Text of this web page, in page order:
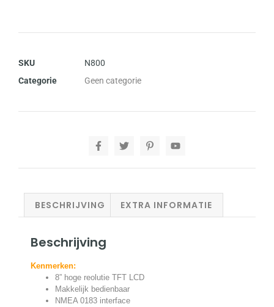
SKU
N800
Categorie
Geen categorie
BESCHRIJVING EXTRA INFORMATIE
Beschrijving
Kenmerken:
8” hoge reolutie TFT LCD
Makkelijk bedienbaar
NMEA 0183 interface